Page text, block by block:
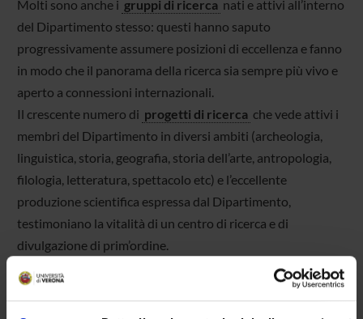
Molti sono anche i gruppi di ricerca nati e attivi all’interno
del Dipartimento stesso: questi hanno saputo
progressivamente assumere posizioni di eccellenza e fanno
in modo che il panorama della ricerca sia sempre più vivo e
aperto a connessioni internazionali.
Il crescente numero di progetti di ricerca che vede attivi i
membri del Dipartimento in diversi ambiti (archeologia,
linguistica, storia, geografia, storia dell’arte, antropologia,
filologia, letteratura, spettacolo etc) e l’eccellente
produzione scientifica espressa dal Dipartimento,
testimoniano la vitalità di un centro di ricerca e di
divulgazione di prim’ordine.